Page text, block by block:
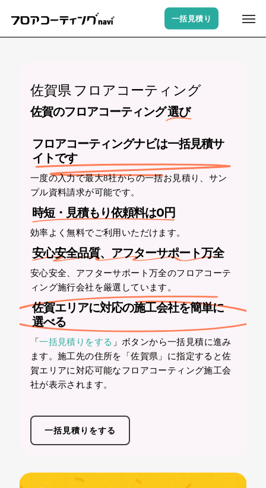
main
一括見積り
佐賀県 フロアコーティング
佐賀のフロアコーティング選び
フロアコーティングナビは一括見積サ
イトです
一度の入力で最大8社からの一括お見積り、サン
プル資料請求が可能です。
時短・見積もり依頼料は0円
効率よく無料でご利用いただけます。
安心安全品質、アフターサポート万全
安心安全、アフターサポート万全のフロアコーテ
ィング施行会社を厳選しています。
佐賀エリアに対応の施工会社を簡単に
選べる
「一括見積りをする 」ボタンから一括見積に進み
ます。施工先の住所を「佐賀県」に指定すると佐
賀エリアに対応可能なフロアコーティング施工会
社が表示されます。
一括見積りをする